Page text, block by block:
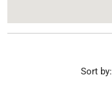
Sort by: